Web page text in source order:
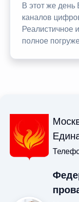
В этот же день
каналов
Реалистичное
полное